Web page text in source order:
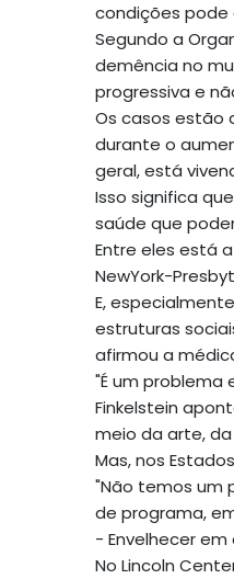
condições
Segundo a
demência no
progressiva e
Os casos estão
durante o
geral, está
Isso significa
saúde que
Entre eles está
NewYork-
E,
estruturas
afirmou a
"É um problema
Finkelstein
meio da arte,
Mas, nos
"Não temos um
de programa,
- Envelhecer
No Lincoln